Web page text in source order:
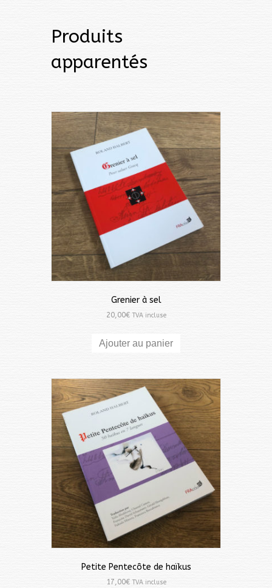
Produits
apparentés
Grenier à sel
20,00€ TVA incluse
Ajouter au panier
Petite Pentecôte de haïkus
17,00€ TVA incluse